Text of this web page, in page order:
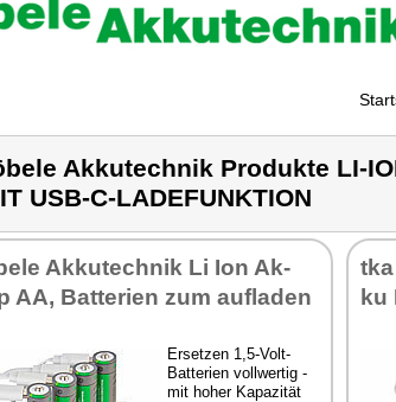
Akkutechnik Produkte LI-
USB-C-LADEFUNKTION
Ak­ku­tech­nik Li Ion Ak­
AA, Bat­te­ri­en zum auf­la­den
Er­set­zen 1,5-Volt-
Bat­te­ri­en voll­wer­tig -
mit ho­her Ka­pa­zi­tät
ku